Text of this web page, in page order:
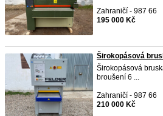
Zahraničí - 987 66
195 000 Kč
Širokopásová
Širokopásová
broušení 6 ...
Zahraničí - 987 66
210 000 Kč